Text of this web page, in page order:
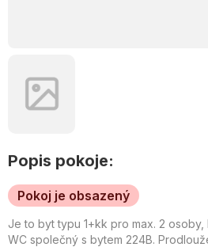
Popis pokoje:
Pokoj je obsazený
Je to byt typu 1+kk pro max. 2
WC společný s bytem 224B.